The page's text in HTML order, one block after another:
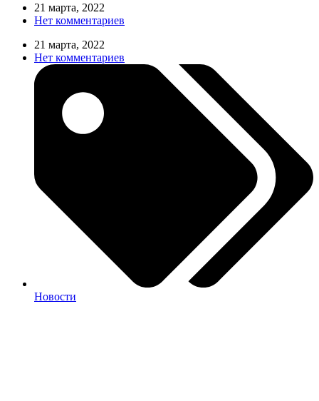
21 марта, 2022
Нет комментариев
21 марта, 2022
Нет комментариев
Новости